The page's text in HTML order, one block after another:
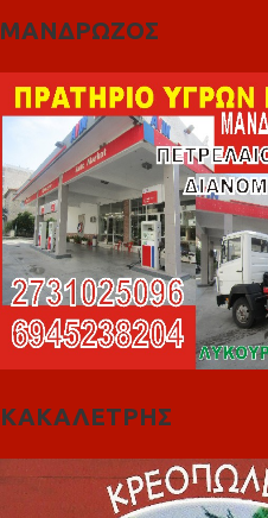
ΜΑΝΔΡΩΖΟΣ
ΚΑΚΑΛΕΤΡΗΣ